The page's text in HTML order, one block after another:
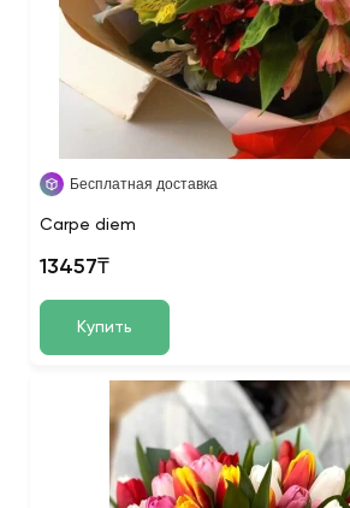
Бесплатная доставка
Carpe diem
13457₸
Купить